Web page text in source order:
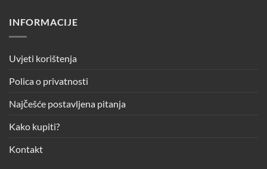
INFORMACIJE
Uvjeti korištenja
Polica o privatnosti
Najčešće postavljena pitanja
Kako kupiti?
Kontakt